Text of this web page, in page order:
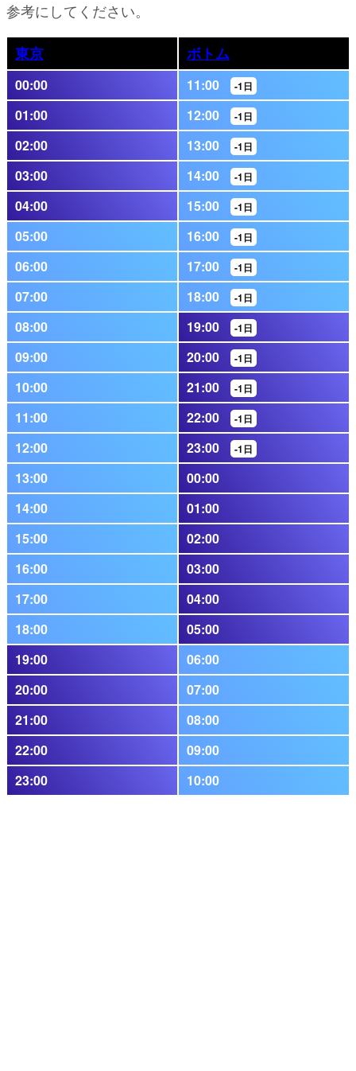
参考にしてください。
東京 ボトム
00:00 11:00 -1日
01:00 12:00 -1日
02:00 13:00 -1日
03:00 14:00 -1日
04:00 15:00 -1日
05:00 16:00 -1日
06:00 17:00 -1日
07:00 18:00 -1日
08:00 19:00 -1日
09:00 20:00 -1日
10:00 21:00 -1日
11:00 22:00 -1日
12:00 23:00 -1日
13:00
00:00
14:00
01:00
15:00
02:00
16:00
03:00
17:00
04:00
18:00
05:00
19:00
06:00
20:00
07:00
21:00
08:00
22:00
09:00
23:00
10:00